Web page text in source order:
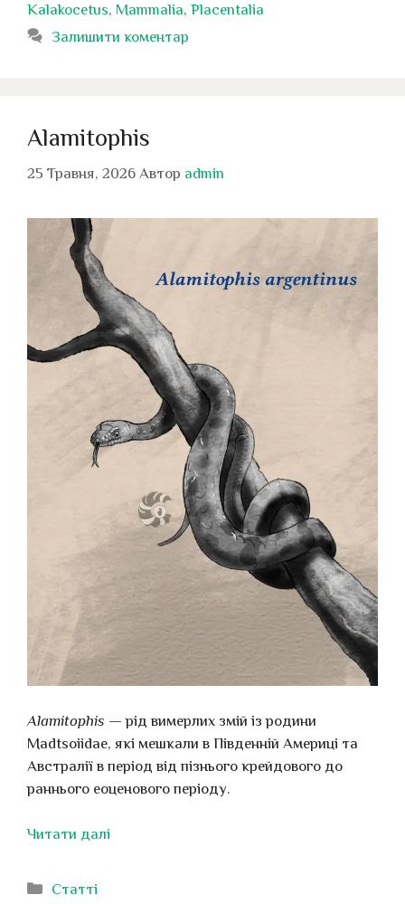
Kalakocetus, Mammalia, Placentalia
Залишити коментар
Alamitophis
25 Травня, 2026 Автор admin
Alamitophis — рід вимерлих змій із родини
Madtsoiidae, які мешкали в Південній Америці та
Австралії в період від пізнього крейдового до
раннього еоценового періоду.
Читати далі
Категорії
Статті